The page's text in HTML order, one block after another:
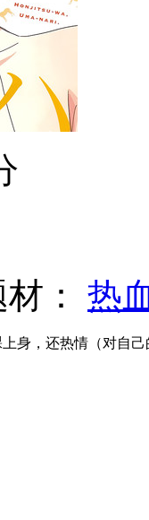
： 热
身，还热情（对自